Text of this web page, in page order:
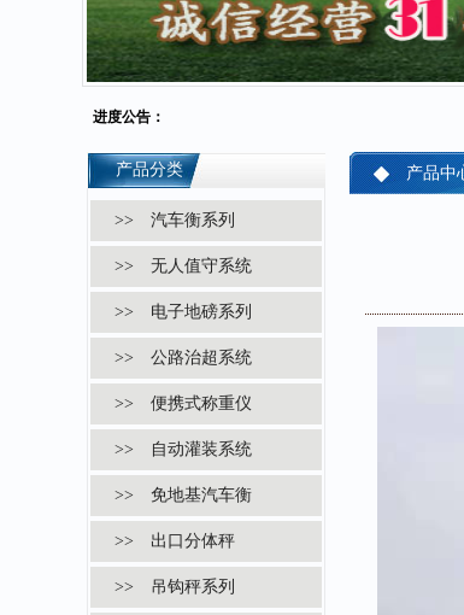
进度公告：
产品分类
>> 汽车衡系列
>> 无人值守系统
>> 电子地磅系列
>> 公路治超系统
>> 便携式称重仪
>> 自动灌装系统
>> 免地基汽车衡
>> 出口分体秤
>> 吊钩秤系列
产品中